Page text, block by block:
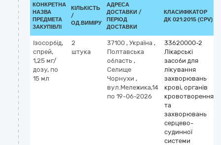
КОНКРЕТНА
НАЗВА
ПРЕДМЕТА
ЗАКУПІВЛІ
КІЛЬКІСТЬ
/
ОД.ВИМІРУ
АДРЕСА
ДОСТАВКИ /
ПЕРІОД
ДОСТАВКИ
КЛАСИФІКАТОР
ДК 021:2015 (CPV)
Ізосорбід,
спрей,
1,25 мг/
дозу, по
15 мл
2
штука
37100 , Україна ,
Полтавська
область ,
Селище
Чорнухи ,
вул.Мележика,14
по 19-06-2026
33620000-2
Лікарські
засоби для
лікування
захворювань
крові, органів
кровотворення
та
захворювань
серцево-
судинної
системи